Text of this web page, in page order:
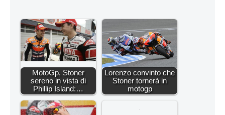
MotoGp, Stoner
sereno in vista di
Phillip Island:…
Lorenzo convinto che
Stoner tornerà in
motogp